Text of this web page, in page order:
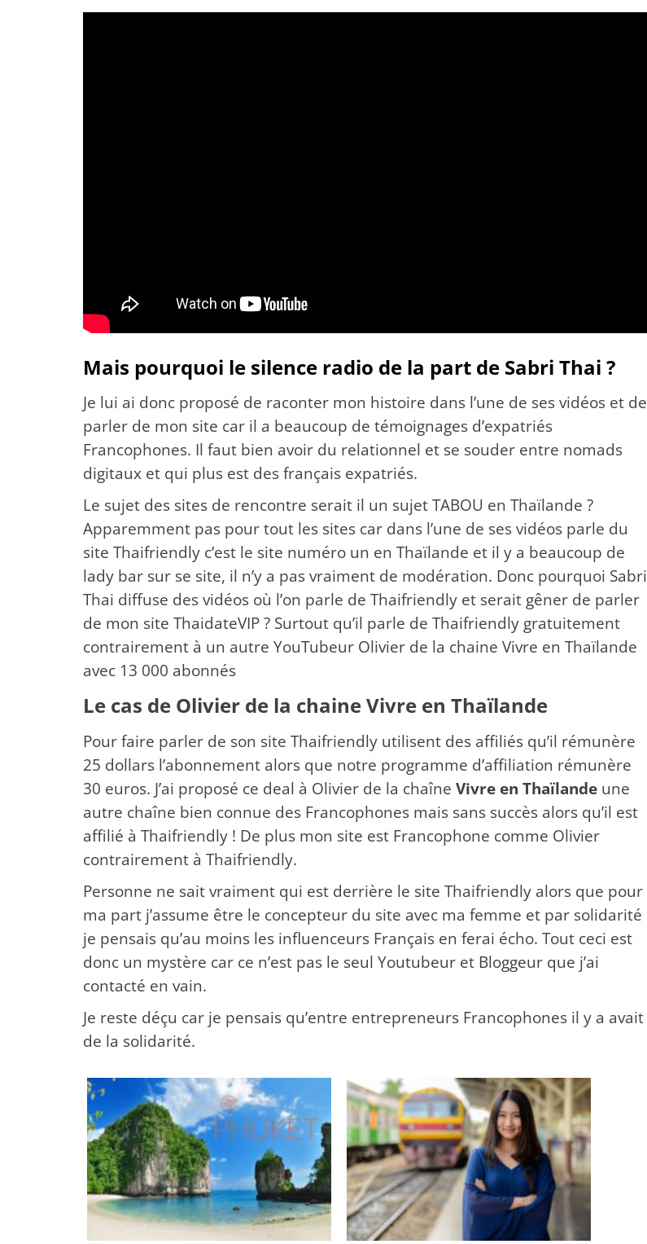
Mais pourquoi le silence radio de la part de Sabri Thai ?
Je lui ai donc proposé de raconter mon histoire dans l’une de ses vidéos et de
parler de mon site car il a beaucoup de témoignages d’expatriés
Francophones. Il faut bien avoir du relationnel et se souder entre nomads
digitaux et qui plus est des français expatriés.
Le sujet des sites de rencontre serait il un sujet TABOU en Thaïlande ?
Apparemment pas pour tout les sites car dans l’une de ses vidéos parle du
site Thaifriendly c’est le site numéro un en Thaïlande et il y a beaucoup de
lady bar sur se site, il n’y a pas vraiment de modération. Donc pourquoi Sabri
Thai diffuse des vidéos où l’on parle de Thaifriendly et serait gêner de parler
de mon site ThaidateVIP ? Surtout qu’il parle de Thaifriendly gratuitement
contrairement à un autre YouTubeur Olivier de la chaine Vivre en Thaïlande
avec 13 000 abonnés
Le cas de Olivier de la chaine Vivre en Thaïlande
Pour faire parler de son site Thaifriendly utilisent des affiliés qu’il rémunère
25 dollars l’abonnement alors que notre programme d’affiliation rémunère
30 euros. J’ai proposé ce deal à Olivier de la chaîne Vivre en Thaïlande une
autre chaîne bien connue des Francophones mais sans succès alors qu’il est
affilié à Thaifriendly ! De plus mon site est Francophone comme Olivier
contrairement à Thaifriendly.
Personne ne sait vraiment qui est derrière le site Thaifriendly alors que pour
ma part j’assume être le concepteur du site avec ma femme et par solidarité
je pensais qu’au moins les influenceurs Français en ferai écho. Tout ceci est
donc un mystère car ce n’est pas le seul Youtubeur et Bloggeur que j’ai
contacté en vain.
Je reste déçu car je pensais qu’entre entrepreneurs Francophones il y a avait
de la solidarité.